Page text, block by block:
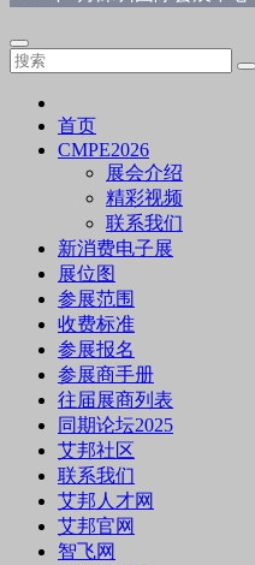
首页
CMPE2026
展会介绍
精彩视频
联系我们
新消费电子展
展位图
参展范围
收费标准
参展报名
参展商手册
往届展商列表
同期论坛2025
艾邦社区
联系我们
艾邦人才网
艾邦官网
智飞网